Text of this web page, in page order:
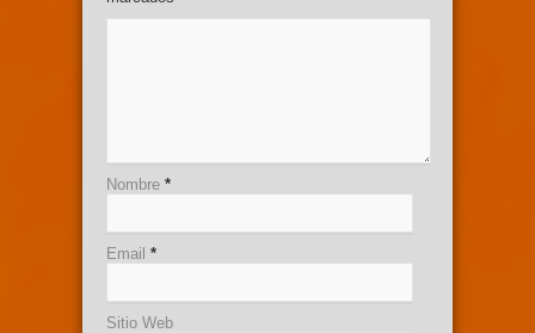
Nombre *
Email *
Sitio Web